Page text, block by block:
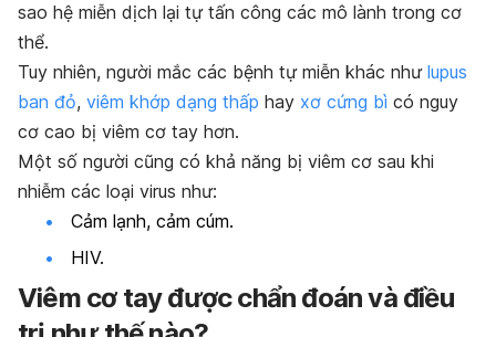
sao hệ miễn dịch lại tự tấn công các mô lành trong cơ
thể.
Tuy nhiên, người mắc các bệnh tự miễn khác như lupus
ban đỏ, viêm khớp dạng thấp hay xơ cứng bì có nguy
cơ cao bị viêm cơ tay hơn.
Một số người cũng có khả năng bị viêm cơ sau khi
nhiễm các loại virus như:
Cảm lạnh, cảm cúm.
HIV.
Viêm cơ tay được chẩn đoán và điều